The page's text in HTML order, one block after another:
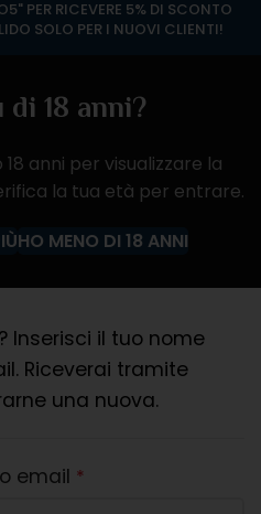
di 18 anni?
anni per visualizzare la
la tua età per entrare.
HO MENO DI 18 ANNI
Inserisci il tuo nome
Riceverai tramite
una nuova.
email *
PER RICEVERE 5% DI SCONTO
SOLO PER I NUOVI CLIENTI!